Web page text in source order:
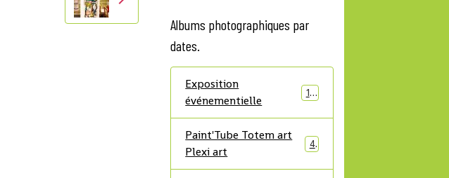
Albums photographiques par
dates.
Exposition
événementielle
12
Paint'Tube Totem art
Plexi art
4